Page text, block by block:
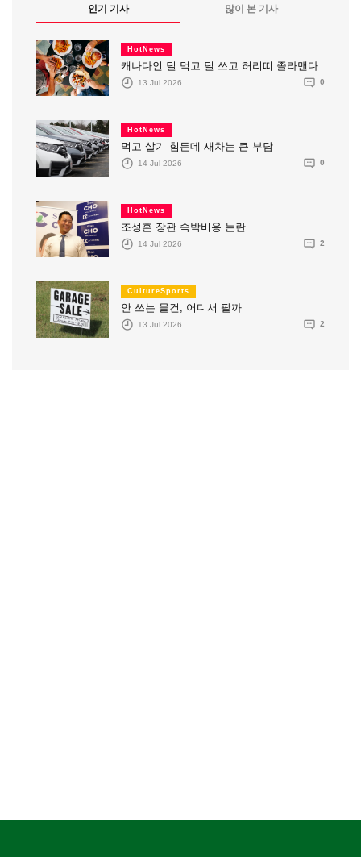
인기 기사 많이 본 기사
HotNews
캐나다인 덜 먹고 덜 쓰고 허리띠 졸라맨다
13 Jul 2026 0
HotNews
먹고 살기 힘든데 새차는 큰 부담
14 Jul 2026 0
HotNews
조성훈 장관 숙박비용 논란
14 Jul 2026 2
CultureSports
안 쓰는 물건, 어디서 팔까
13 Jul 2026 2